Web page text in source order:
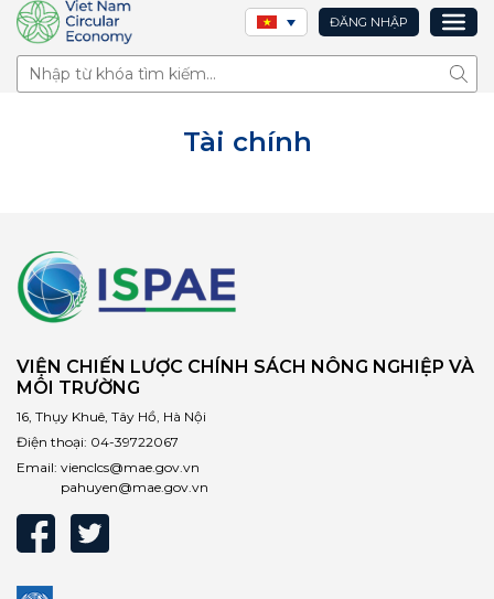
ĐĂNG NHẬP
Tìm
Tài chính
VIỆN CHIẾN LƯỢC CHÍNH SÁCH NÔNG NGHIỆP VÀ
MÔI TRƯỜNG
16, Thụy Khuê, Tây Hồ, Hà Nội
Điện thoại: 04-39722067
Email: vienclcs@mae.gov.vn
pahuyen@mae.gov.vn